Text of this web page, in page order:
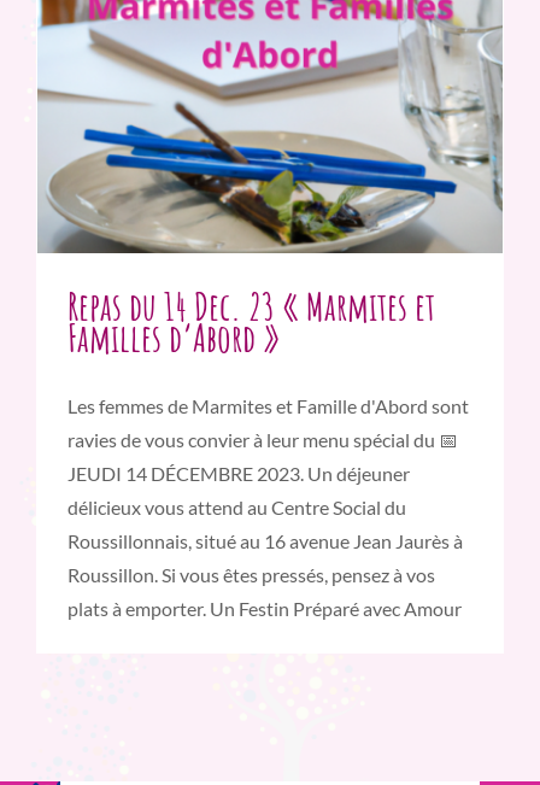
Repas du 14 Dec. 23 « Marmites et
Familles d’Abord »
Les femmes de Marmites et Famille d'Abord sont
ravies de vous convier à leur menu spécial du 📅
JEUDI 14 DÉCEMBRE 2023. Un déjeuner
délicieux vous attend au Centre Social du
Roussillonnais, situé au 16 avenue Jean Jaurès à
Roussillon. Si vous êtes pressés, pensez à vos
plats à emporter. Un Festin Préparé avec Amour